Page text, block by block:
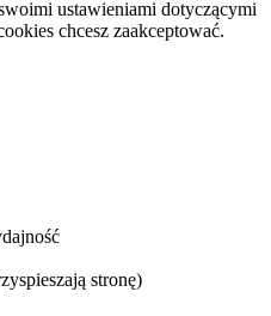
ustawieniami dotyczącymi
chcesz zaakceptować.
stronę)